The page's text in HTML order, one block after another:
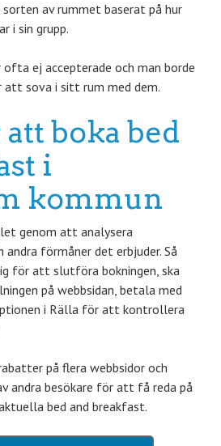
av rummet baserat på hur
i sin grupp.
ej accepterade och man borde
att sova i sitt rum med dem.
boka bed
i
kommun
genom att analysera
andra förmåner det erbjuder. Så
för att slutföra bokningen, ska
på webbsidan, betala med
i Rälla för att kontrollera
på flera webbsidor och
andra besökare för att få reda på
bed and breakfast.